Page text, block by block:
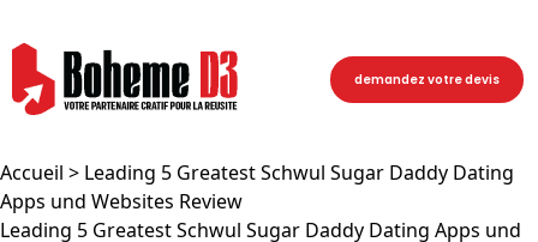
demandez votre devis
Accueil > Leading 5 Greatest Schwul Sugar Daddy Dating
Apps und Websites Review
Leading 5 Greatest Schwul Sugar Daddy Dating Apps und